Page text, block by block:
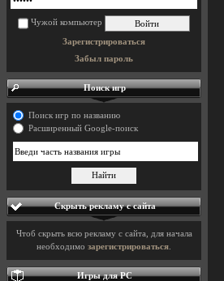
Чужой компьютер
Зарегистрироваться
Забыл пароль
Поиск игр
Поиск игр по названию
Расширенный Google-поиск
Скрыть рекламу с сайта
Чтоб скрыть всю рекламу с сайта, для начала
необходимо зарегистрироваться
Игры для PC